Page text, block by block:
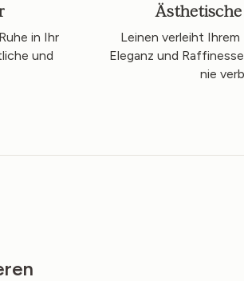
in Ihr
und
Leinen verleiht
Eleganz und
nie